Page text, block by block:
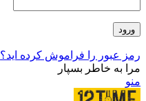
ورود
رمز عبور را فراموش کرده اید؟
مرا به خاطر بسپار
منو